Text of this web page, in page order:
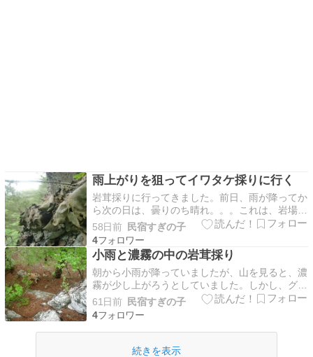
雨上がりを狙ってイワタケ採りに行く
岩茸採りに行ってきました。前日、雨が降ってか
ら次の日は、曇りのち晴れ。。。これは、岩場に
9時ころまでたどり着けば、イワタケが濡れた状
態になっているので採りやすい。。。さっそく、
山に向かいました。山に向かっていると、とても
濃い濃霧がいったりきたりしておりました。こん
な中、山に入れる…
58日前
民宿すぎの子
4
小雨と濃霧の中の岩茸採り
朝から小雨が降っていましたが、山を見ると、濃
霧が少し上がろうとしていました。しかし、グイ
ッと上昇するのではなく、山頂あたりで停滞する
感じです。これは１８００ｍのあたりは、2時間
くらいは大丈夫か？と思ったので、こむぎちゃん
と山に向かいました。濃霧の中を歩くので、こむ
ぎちゃんも方向が…
61日前
民宿すぎの子
4
続きを表示